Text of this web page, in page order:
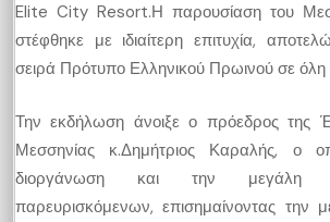
Elite City Resort.Η παρουσίαση του
στέφθηκε με ιδιαίτερη επιτυχία,
σειρά Πρότυπο Ελληνικού Πρωινού σε
Την εκδήλωση άνοιξε ο πρόεδρος της
Μεσσηνίας κ.Δημήτριος Καραλής, ο
διοργάνωση και την μεγάλη
παρευρισκόμενων, επισημαίνοντας την